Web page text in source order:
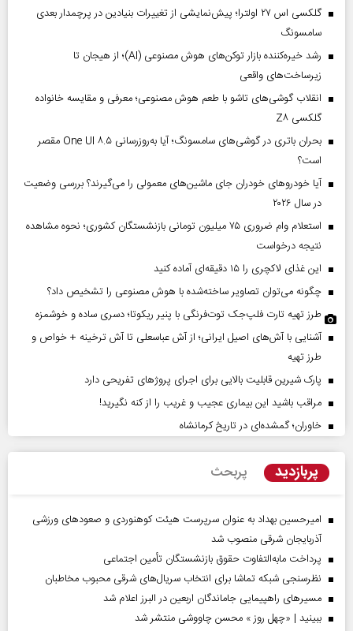
گلکسی اس ۲۷ اولترا؛ پیش‌نمایشی از تغییرات بنیادین در پرچمدار بعدی
سامسونگ
رشد خیره‌کننده بازار توکن‌های هوش مصنوعی (AI)؛ از هیجان تا
زیرساخت‌های واقعی
انقلاب گوشی‌های تاشو‌ با طعم هوش مصنوعی؛ معرفی و مقایسه خانواده
گلکسی Z۸
بحران باتری در گوشی‌های سامسونگ؛ آیا به‌روزرسانی One UI ۸.۵ مقصر
است؟
آیا خودروهای خودران جای ماشین‌های معمولی را می‌گیرند؟ بررسی وضعیت
در سال ۲۰۲۶
استعلام وام ضروری ۷۵ میلیون تومانی بازنشستگان کشوری؛ نحوه مشاهده
نتیجه درخواست
این غذای لاکچری را ۱۵ دقیقه‌ای آماده کنید
چگونه می‌توان تصاویر ساخته‌شده با هوش مصنوعی را تشخیص داد؟
طرز تهیه تارت فلپ‌جک توت‌فرنگی با پنیر ریکوتا؛ دسری ساده و خوشمزه
آشنایی با آش‌های اصیل ایرانی؛ از آش عباسعلی تا آش ترخینه + خواص و
طرز تهیه
پارک شیرین قابلیت‌ بالایی برای اجرای پروژهای تفریحی دارد
مراقب باشید این بیماری عجیب و غریب را از کنه نگیرید!
خاوران؛ گمشده‌ای در تاریخ کرمانشاه
پربازدید پربحث
امیرحسین بهداد به عنوان سرپرست هیئت کوهنوردی و صعودهای ورزشی
آذربایجان شرقی منصوب شد
پرداخت مابه‌التفاوت حقوق بازنشستگان تأمین اجتماعی
نظرسنجی شبکه تماشا برای انتخاب سریال‌های شرقی محبوب مخاطبان
مسیر‌های راهپیمایی جاماندگان اربعین در البرز اعلام شد
ببینید | «چهل روز » محسن چاووشی منتشر شد